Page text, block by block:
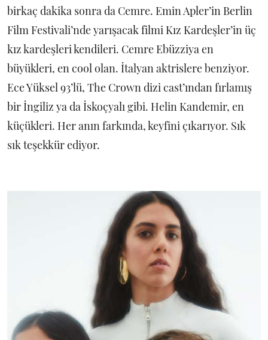
birkaç dakika sonra da Cemre. Emin Apler’in Berlin
Film Festivali’nde yarışacak filmi Kız Kardeşler’in üç
kız kardeşleri kendileri. Cemre Ebüzziya en
büyükleri, en cool olan. İtalyan aktrislere benziyor.
Ece Yüksel 93’lü, The Crown dizi cast’ından fırlamış
bir İngiliz ya da İskoçyalı gibi. Helin Kandemir, en
küçükleri. Her anın farkında, keyfini çıkarıyor. Sık
sık teşekkür ediyor.